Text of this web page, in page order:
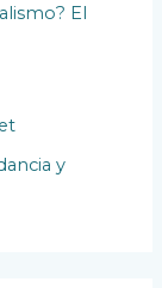
El
y